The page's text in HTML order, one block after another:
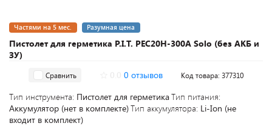
Пистолет для герметика P.I.T. PEC20H-300A Solo (без АКБ и
ЗУ)
Частями на 5 мес. Разумная цена
Сравнить 0 отзывов Код товара: 377310
Тип инструмента: Пистолет для герметикаТип питания:
Аккумулятор (нет в комплекте)Тип аккумулятора: Li-Ion (не
входит в комплект)